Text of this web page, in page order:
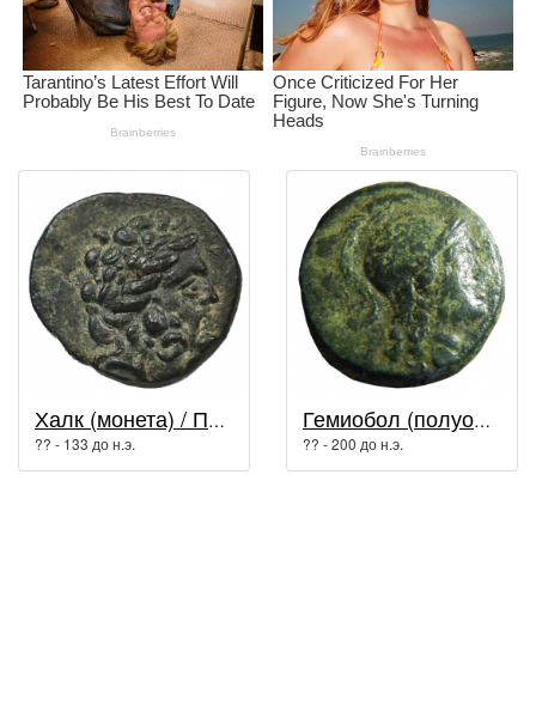
Халк (монета) / Пергам
?? - 133 до н.э.
Гемиобол (полуобол) / Пергам
?? - 200 до н.э.